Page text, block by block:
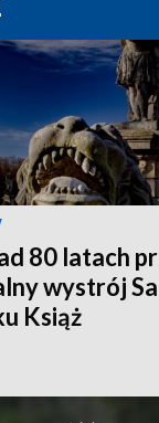
80 latach
wystrój
Książ